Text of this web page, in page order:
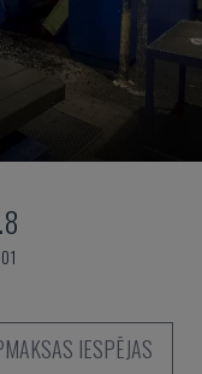
IESPĒJAS